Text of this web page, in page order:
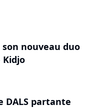
nouveau duo
Kidjo
DALS partante